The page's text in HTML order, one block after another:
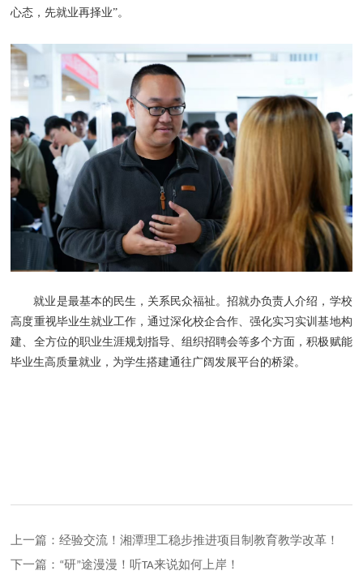
心态，先就业再择业”。
就业是最基本的民生，关系民众福祉。招就办负责人介绍，学校
高度重视毕业生就业工作，通过深化校企合作、强化实习实训基地构
建、全方位的职业生涯规划指导、组织招聘会等多个方面，积极赋能
毕业生高质量就业，为学生搭建通往广阔发展平台的桥梁。
上一篇：经验交流！湘潭理工稳步推进项目制教育教学改革！
下一篇：“研”途漫漫！听TA来说如何上岸！